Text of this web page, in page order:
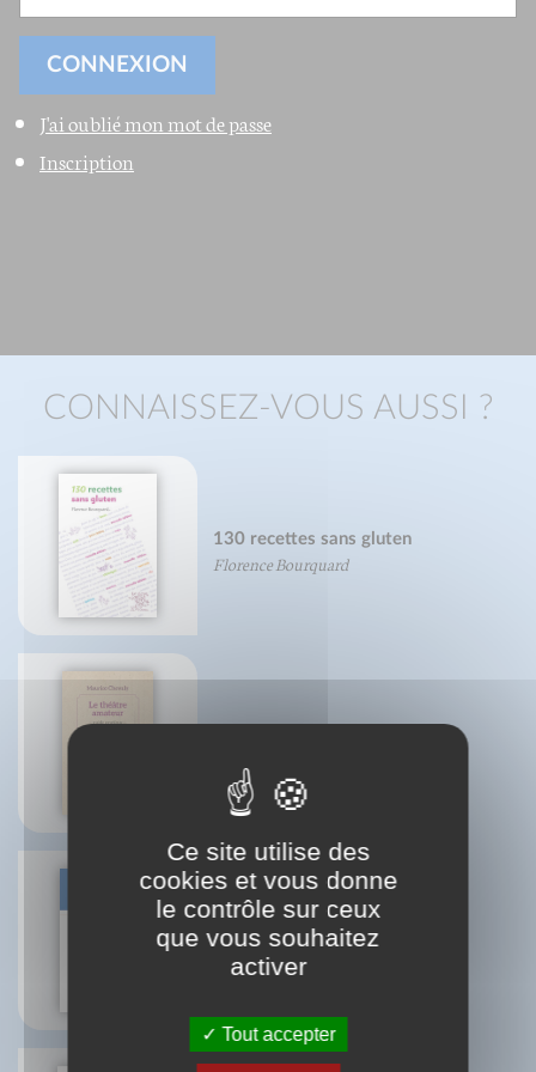
J'ai oublié mon mot de passe
Inscription
CONNAISSEZ-VOUS AUSSI ?
130 recettes sans gluten
Florence Bourquard
La drachme perdue
Michel Fromaget
Ce site utilise des
cookies et vous donne
le contrôle sur ceux
que vous souhaitez
activer
Tout accepter